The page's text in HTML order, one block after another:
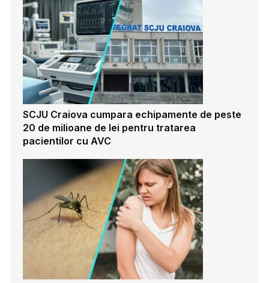
SCJU Craiova cumpara echipamente de peste
20 de milioane de lei pentru tratarea
pacientilor cu AVC